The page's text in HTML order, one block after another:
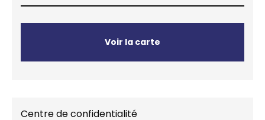
Voir la carte
Centre de confidentialité